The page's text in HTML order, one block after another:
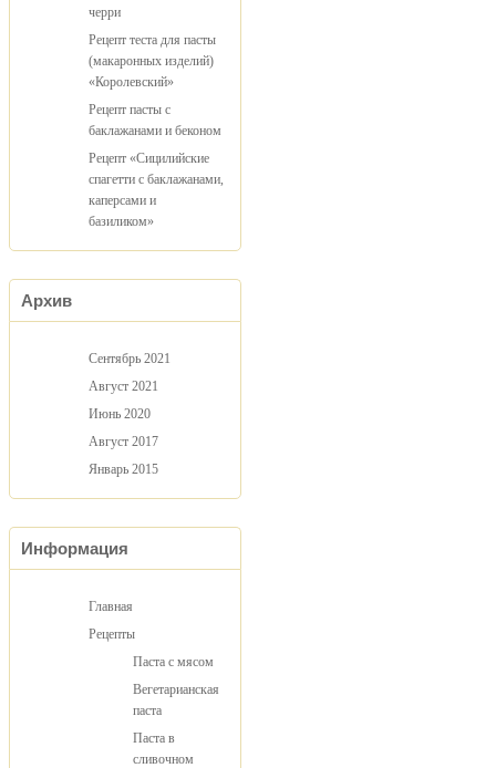
черри
Рецепт теста для пасты
(макаронных изделий)
«Королевский»
Рецепт пасты с
баклажанами и беконом
Рецепт «Сицилийские
спагетти с баклажанами,
каперсами и
базиликом»
Архив
Сентябрь 2021
Август 2021
Июнь 2020
Август 2017
Январь 2015
Информация
Главная
Рецепты
Паста с мясом
Вегетарианская
паста
Паста в
сливочном